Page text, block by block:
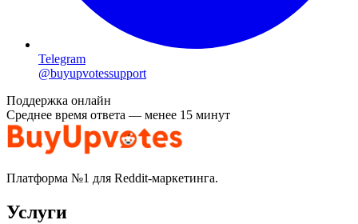
Telegram
@buyupvotessupport
Поддержка онлайн
Среднее время ответа — менее 15 минут
Платформа №1 для Reddit-маркетинга.
Услуги